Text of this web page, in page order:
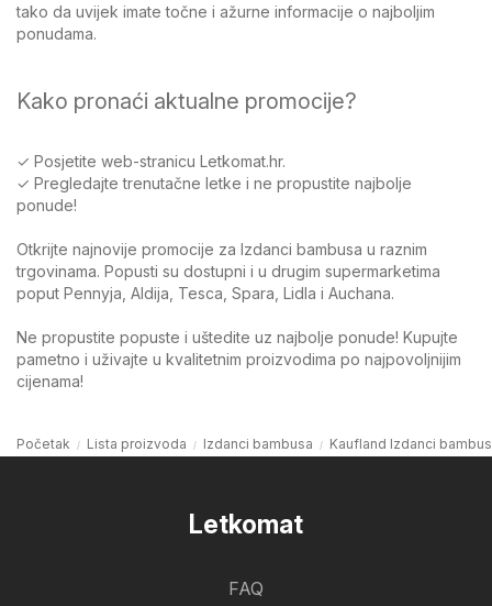
tako da uvijek imate točne i ažurne informacije o najboljim
ponudama.
Kako pronaći aktualne promocije?
✓ Posjetite web-stranicu Letkomat.hr.
✓ Pregledajte trenutačne letke i ne propustite najbolje
ponude!
Otkrijte najnovije promocije za Izdanci bambusa u raznim
trgovinama. Popusti su dostupni i u drugim supermarketima
poput Pennyja, Aldija, Tesca, Spara, Lidla i Auchana.
Ne propustite popuste i uštedite uz najbolje ponude! Kupujte
pametno i uživajte u kvalitetnim proizvodima po najpovoljnijim
cijenama!
Početak Lista proizvoda Izdanci bambusa Kaufland Izdanci
Letkomat
FAQ